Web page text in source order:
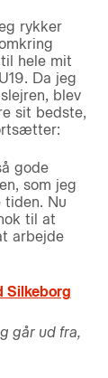
rykker
hele mit
Da jeg
blev
sit bedste,
gode
som jeg
tiden. Nu
til at
arbejde
Silkeborg
går ud fra,